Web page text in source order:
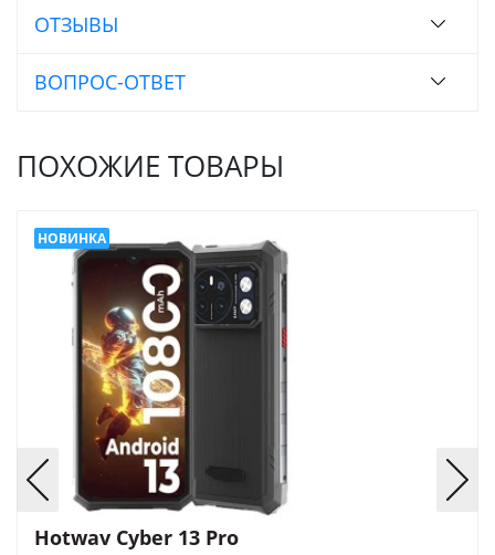
ОТЗЫВЫ
ВОПРОС-ОТВЕТ
ПОХОЖИЕ ТОВАРЫ
Hotwav Cyber 13 Pro